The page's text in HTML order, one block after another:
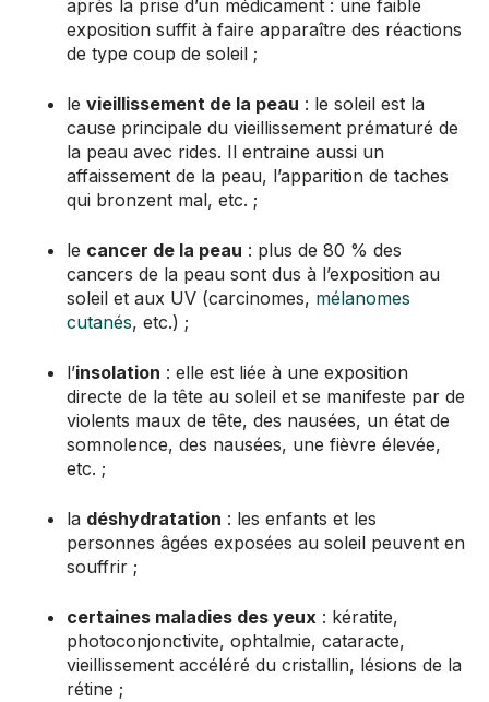
après la prise d’un médicament : une faible
exposition suffit à faire apparaître des réactions
de type coup de soleil ;
levieillissement de la peau : le soleil est la
cause principale du vieillissement prématuré de
la peau avec rides. Il entraine aussi un
affaissement de la peau, l’apparition de taches
qui bronzent mal, etc. ;
le cancer de la peau : plus de 80 % des
cancers de la peau sont dus à l’exposition au
soleil et aux UV (carcinomes, mélanomes
cutanés, etc.) ;
l’insolation : elle est liée à une exposition
directe de la tête au soleil et se manifeste par de
violents maux de tête, des nausées, un état de
somnolence, des nausées, une fièvre élevée,
etc. ;
la déshydratation : les enfants et les
personnes âgées exposées au soleil peuvent en
souffrir ;
certaines maladies des yeux : kératite,
photoconjonctivite, ophtalmie, cataracte,
vieillissement accéléré du cristallin, lésions de la
rétine ;